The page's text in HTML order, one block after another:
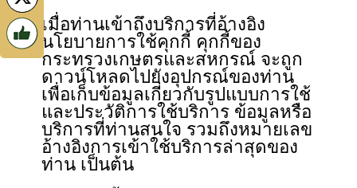
เมื่อท่านเข้าถึงบริการที่อ้างอิง
นโยบายการใช้คุกกี้ คุกกี้ของ
กระทรวงเกษตรและสหกรณ์ จะถูก
ดาวน์โหลดไปยังอุปกรณ์ของท่าน
เพื่อเก็บข้อมูลเกี่ยวกับรูปแบบการใช้
และประวัติการใช้บริการ ข้อมูลหรือ
บริการที่ท่านสนใจ รวมถึงหมายเลข
อ้างอิงการเข้าใช้บริการล่าสุดของ
ท่าน เป็นต้น